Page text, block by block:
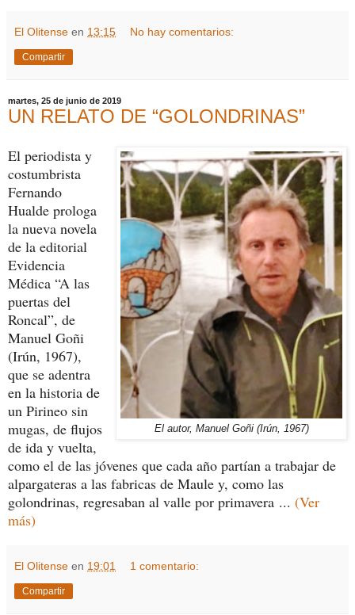
El Olitense en 13:15 No hay comentarios:
Compartir
martes, 25 de junio de 2019
UN RELATO DE “GOLONDRINAS”
El autor, Manuel Goñi (Irún, 1967)
El periodista y
costumbrista
Fernando
Hualde prologa
la nueva novela
de la editorial
Evidencia
Médica “A las
puertas del
Roncal”, de
Manuel Goñi
(Irún, 1967),
que se adentra
en la historia de
un Pirineo sin
mugas, de flujos
de ida y vuelta,
como el de las jóvenes que cada año partían a trabajar de
alpargateras a las fabricas de Maule y, como las
golondrinas, regresaban al valle por primavera ... (Ver
más)
El Olitense en 19:01 1 comentario:
Compartir